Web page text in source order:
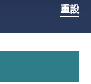
重設